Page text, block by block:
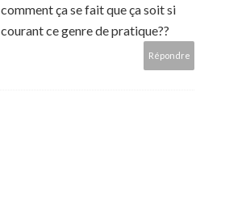
comment ça se fait que ça soit si
courant ce genre de pratique??
Répondre